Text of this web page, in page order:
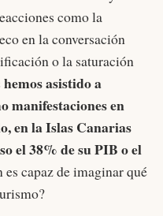
como la
en la conversación
o la saturación
hemos asistido a
manifestaciones en
en la Islas Canarias
el 38% de su PIB o el
capaz de imaginar qué